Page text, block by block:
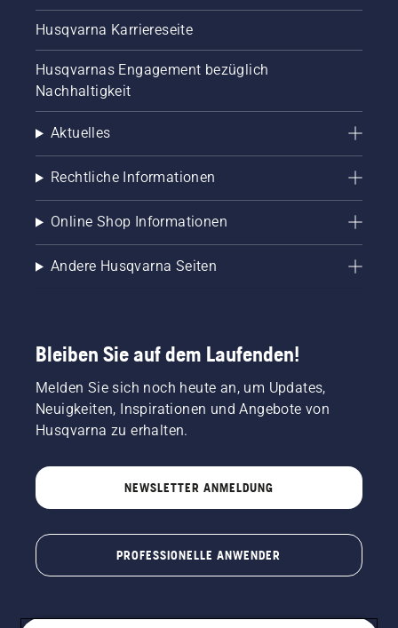
Husqvarna Karriereseite
Husqvarnas Engagement bezüglich
Nachhaltigkeit
Aktuelles
Rechtliche Informationen
Online Shop Informationen
Andere Husqvarna Seiten
Bleiben Sie auf dem Laufenden!
Melden Sie sich noch heute an, um Updates,
Neuigkeiten, Inspirationen und Angebote von
Husqvarna zu erhalten.
NEWSLETTER ANMELDUNG
PROFESSIONELLE ANWENDER